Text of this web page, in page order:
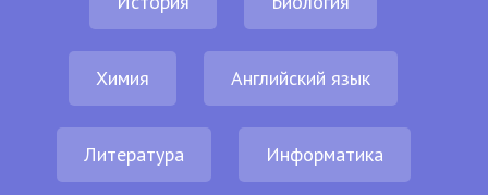
Химия Английский язык
Литература Информатика